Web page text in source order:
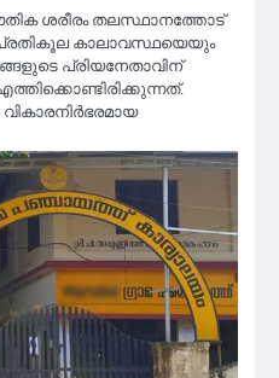
ശരീരം തലസ്ഥാനത്തോട്
കാലാവസ്ഥയെയും
പ്രിയനേതാവിന്